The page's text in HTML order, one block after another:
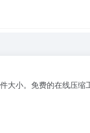
大小。免费的在线压缩